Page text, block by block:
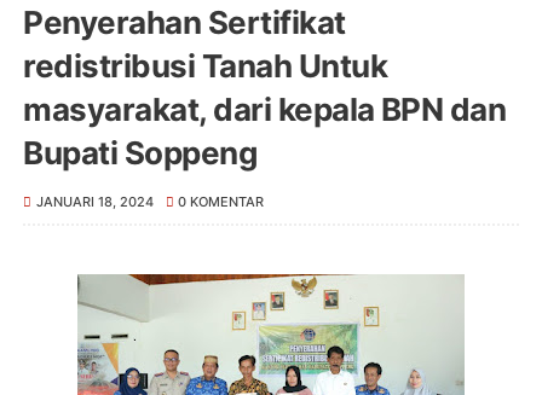
Penyerahan Sertifikat
redistribusi Tanah Untuk
masyarakat, dari kepala BPN dan
Bupati Soppeng
JANUARI 18, 2024 0 KOMENTAR